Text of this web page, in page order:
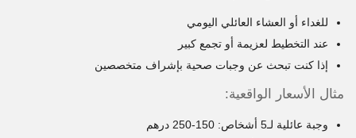
للغداء أو العشاء العائلي اليومي
عند التخطيط لعزيمة أو تجمع كبير
إذا كنت تبحث عن وجبات صحية بإشراف متخصصين
مثال الأسعار الواقعية:
وجبة عائلية لـ5 أشخاص: 150-250 درهم